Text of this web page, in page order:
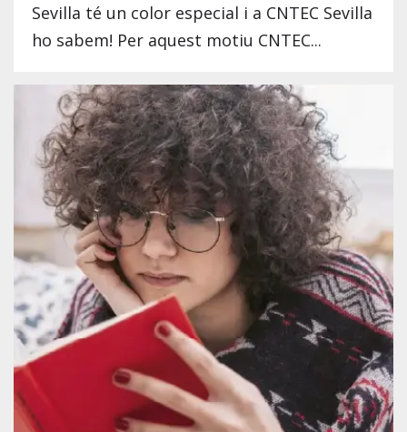
Sevilla té un color especial i a CNTEC Sevilla
ho sabem! Per aquest motiu CNTEC...